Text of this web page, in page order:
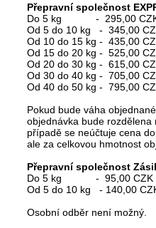
Přepravní společnost
Do 5 kg - 295,00
Od 5 do 10 kg - 345,00
Od 10 do 15 kg - 435,00
Od 15 do 20 kg - 525,00
Od 20 do 30 kg - 615,00
Od 30 do 40 kg - 705,00
Od 40 do 50 kg - 795,00
Pokud bude váha
objednávka bude
případě se neúčtuje cena
ale za celkovou hmotnost
Přepravní společnost
Do 5 kg - 95,00 CZK
Od 5 do 10 kg - 140,00
Osobní odběr není možný.